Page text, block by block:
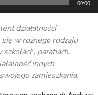
00:00
działalności
się w rożnego rodzaju
parafiach.
innych
zamieszkania.